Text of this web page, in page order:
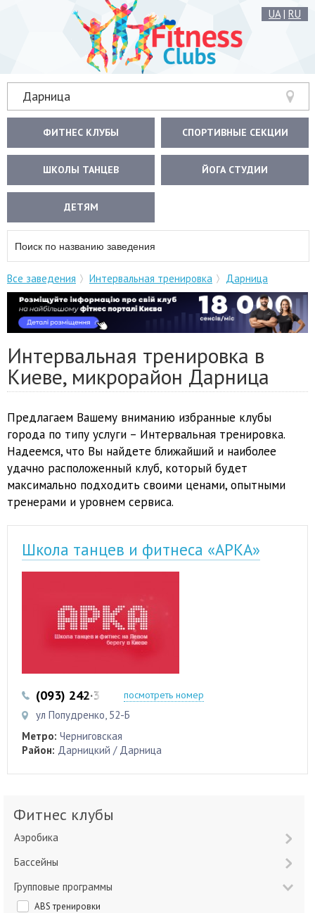
UA| RU
Дарница
ФИТНЕС КЛУБЫ СПОРТИВНЫЕ СЕКЦИИ
ШКОЛЫ ТАНЦЕВ ЙОГА СТУДИИ
ДЕТЯМ
Все заведения Интервальная тренировка Дарница
Интервальная тренировка в
Киеве, микрорайон Дарница
Предлагаем Вашему вниманию избранные клубы
города по типу услуги – Интервальная тренировка.
Надеемся, что Вы найдете ближайший и наиболее
удачно расположенный клуб, который будет
максимально подходить своими ценами, опытными
тренерами и уровнем сервиса.
Школа танцев и фитнеса «АРКА»
(093) 242·35·08 (096) 764-15-76
посмотреть номер
ул Попудренко, 52-Б
Метро: Черниговская
Район: Дарницкий / Дарница
Фитнес клубы
Аэробика
Бассейны
Групповые программы
ABS тренировки